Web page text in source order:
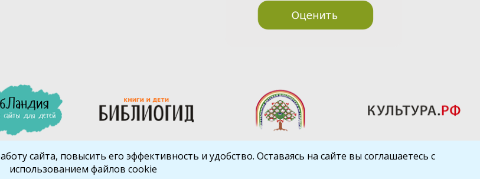
сайта, повысить его эффективность и удобство. Оставаясь на сайте вы соглашаетесь с
использованием файлов cookie